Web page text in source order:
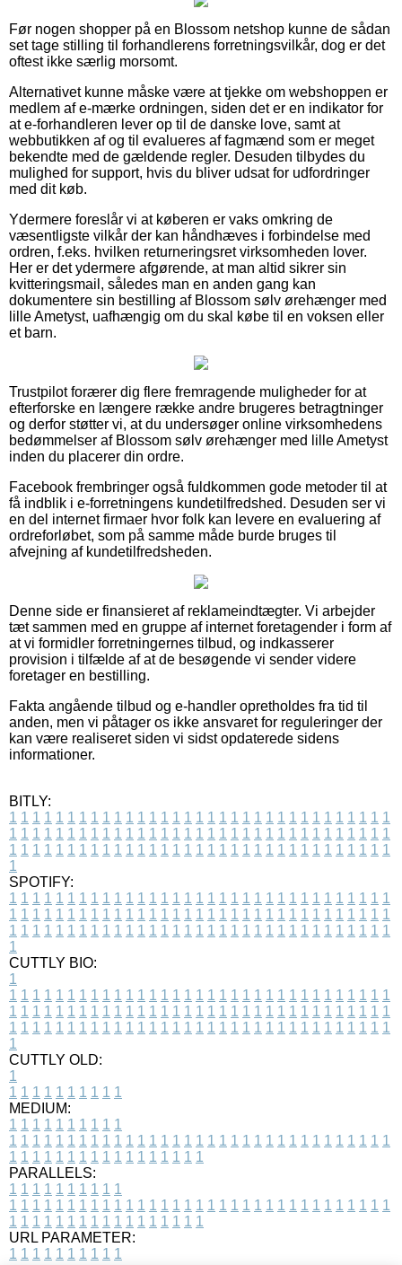
Før nogen shopper på en Blossom netshop kunne de sådan
set tage stilling til forhandlerens forretningsvilkår, dog er det
oftest ikke særlig morsomt.
Alternativet kunne måske være at tjekke om webshoppen er
medlem af e-mærke ordningen, siden det er en indikator for
at e-forhandleren lever op til de danske love, samt at
webbutikken af og til evalueres af fagmænd som er meget
bekendte med de gældende regler. Desuden tilbydes du
mulighed for support, hvis du bliver udsat for udfordringer
med dit køb.
Ydermere foreslår vi at køberen er vaks omkring de
væsentligste vilkår der kan håndhæves i forbindelse med
ordren, f.eks. hvilken returneringsret virksomheden lover.
Her er det ydermere afgørende, at man altid sikrer sin
kvitteringsmail, således man en anden gang kan
dokumentere sin bestilling af Blossom sølv ørehænger med
lille Ametyst, uafhængig om du skal købe til en voksen eller
et barn.
Trustpilot forærer dig flere fremragende muligheder for at
efterforske en længere række andre brugeres betragtninger
og derfor støtter vi, at du undersøger online virksomhedens
bedømmelser af Blossom sølv ørehænger med lille Ametyst
inden du placerer din ordre.
Facebook frembringer også fuldkommen gode metoder til at
få indblik i e-forretningens kundetilfredshed. Desuden ser vi
en del internet firmaer hvor folk kan levere en evaluering af
ordreforløbet, som på samme måde burde bruges til
afvejning af kundetilfredsheden.
Denne side er finansieret af reklameindtægter. Vi arbejder
tæt sammen med en gruppe af internet foretagender i form af
at vi formidler forretningernes tilbud, og indkasserer
provision i tilfælde af at de besøgende vi sender videre
foretager en bestilling.
Fakta angående tilbud og e-handler opretholdes fra tid til
anden, men vi påtager os ikke ansvaret for reguleringer der
kan være realiseret siden vi sidst opdaterede sidens
informationer.
BITLY:
1 1 1 1 1 1 1 1 1 1 1 1 1 1 1 1 1 1 1 1 1 1 1 1 1 1 1 1 1 1 1 1 1
1 1 1 1 1 1 1 1 1 1 1 1 1 1 1 1 1 1 1 1 1 1 1 1 1 1 1 1 1 1 1 1 1
1 1 1 1 1 1 1 1 1 1 1 1 1 1 1 1 1 1 1 1 1 1 1 1 1 1 1 1 1 1 1 1 1
1
SPOTIFY:
1 1 1 1 1 1 1 1 1 1 1 1 1 1 1 1 1 1 1 1 1 1 1 1 1 1 1 1 1 1 1 1 1
1 1 1 1 1 1 1 1 1 1 1 1 1 1 1 1 1 1 1 1 1 1 1 1 1 1 1 1 1 1 1 1 1
1 1 1 1 1 1 1 1 1 1 1 1 1 1 1 1 1 1 1 1 1 1 1 1 1 1 1 1 1 1 1 1 1
1
CUTTLY BIO:
1
1 1 1 1 1 1 1 1 1 1 1 1 1 1 1 1 1 1 1 1 1 1 1 1 1 1 1 1 1 1 1 1 1
1 1 1 1 1 1 1 1 1 1 1 1 1 1 1 1 1 1 1 1 1 1 1 1 1 1 1 1 1 1 1 1 1
1 1 1 1 1 1 1 1 1 1 1 1 1 1 1 1 1 1 1 1 1 1 1 1 1 1 1 1 1 1 1 1 1
1
CUTTLY OLD:
1
1 1 1 1 1 1 1 1 1 1
MEDIUM:
1 1 1 1 1 1 1 1 1 1
1 1 1 1 1 1 1 1 1 1 1 1 1 1 1 1 1 1 1 1 1 1 1 1 1 1 1 1 1 1 1 1 1
1 1 1 1 1 1 1 1 1 1 1 1 1 1 1 1 1
PARALLELS:
1 1 1 1 1 1 1 1 1 1
1 1 1 1 1 1 1 1 1 1 1 1 1 1 1 1 1 1 1 1 1 1 1 1 1 1 1 1 1 1 1 1 1
1 1 1 1 1 1 1 1 1 1 1 1 1 1 1 1 1
URL PARAMETER:
1 1 1 1 1 1 1 1 1 1